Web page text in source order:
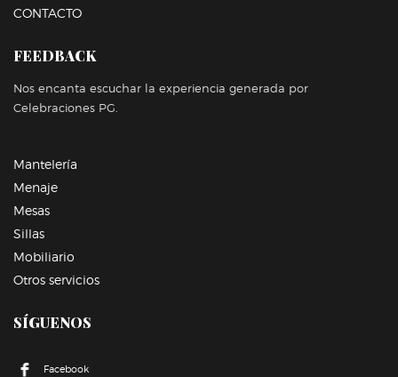
CONTACTO
FEEDBACK
Nos encanta escuchar la experiencia generada por
Celebraciones PG.
Mantelería
Menaje
Mesas
Sillas
Mobiliario
Otros servicios
SÍGUENOS
Facebook